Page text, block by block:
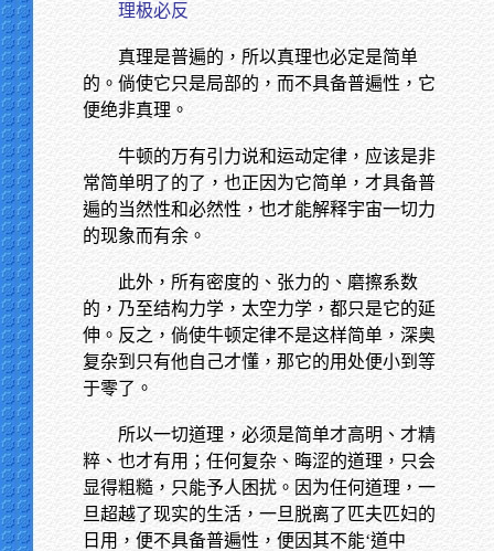
理极必反
真理是普遍的，所以真理也必定是简单
的。倘使它只是局部的，而不具备普遍性，它
便绝非真理。
牛顿的万有引力说和运动定律，应该是非
常简单明了的了，也正因为它简单，才具备普
遍的当然性和必然性，也才能解释宇宙一切力
的现象而有余。
此外，所有密度的、张力的、磨擦系数
的，乃至结构力学，太空力学，都只是它的延
伸。反之，倘使牛顿定律不是这样简单，深奥
复杂到只有他自己才懂，那它的用处便小到等
于零了。
所以一切道理，必须是简单才高明、才精
粹、也才有用；任何复杂、晦涩的道理，只会
显得粗糙，只能予人困扰。因为任何道理，一
旦超越了现实的生活，一旦脱离了匹夫匹妇的
日用，便不具备普遍性，便因其不能‘道中